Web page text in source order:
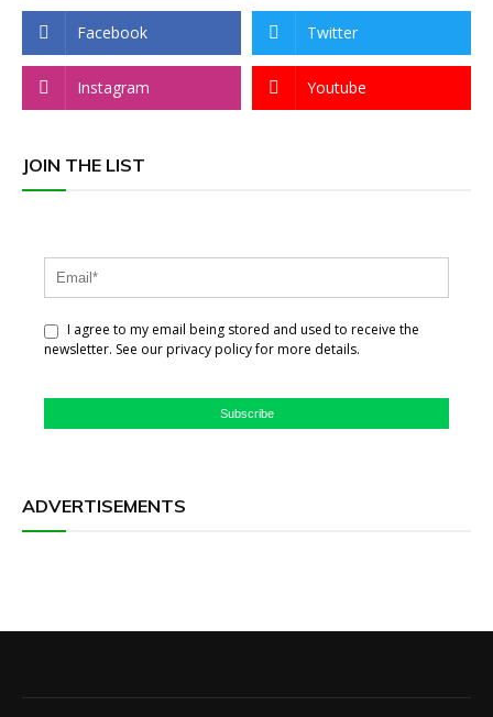
Facebook Twitter
Instagram Youtube
JOIN THE LIST
I agree to my email being stored and used to receive the
newsletter. See our privacy policy for more details.
Subscribe
ADVERTISEMENTS